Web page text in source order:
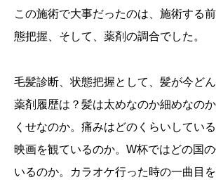
この施術で大事だったのは、施術する
態把握、そして、薬剤の調合でした。
毛髪診断、状態把握として、髪が今どん
薬剤履歴は？髪は太めなのか細めなの
くせなのか。痛みはどのくらいしてい
映画を観ているのか。W杯ではどの国
いるのか。カラオケ行った時の一曲目